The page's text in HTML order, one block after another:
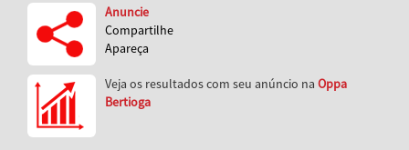
Anuncie
Compartilhe
Apareça
Veja os resultados com seu anúncio na Oppa
Bertioga